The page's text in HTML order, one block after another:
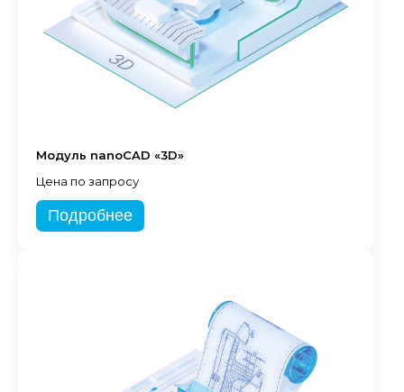
Модуль nanoCAD «3D»
Цена по запросу
Подробнее